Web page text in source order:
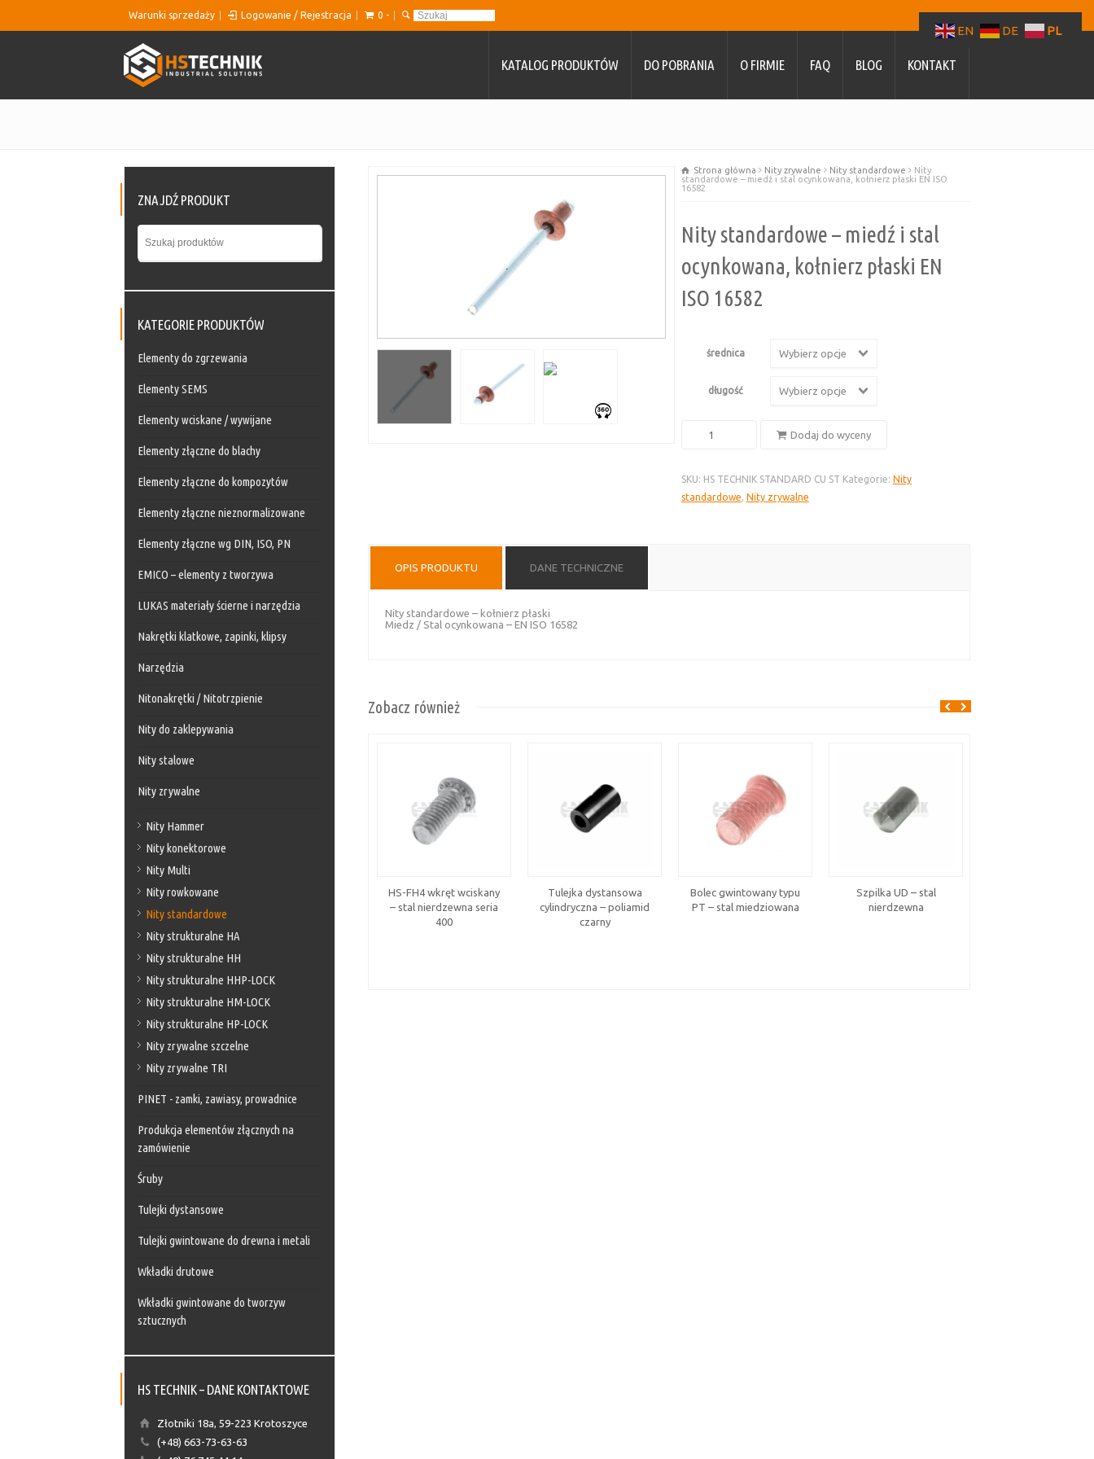
Warunki sprzedaży Logowanie / Rejestracja 0 -
KATALOG PRODUKTÓW DO POBRANIA O FIRMIE FAQ BLOG KONTAKT
Strona główna Nity zrywalne Nity standardowe
Nity
standardowe – miedź i stal ocynkowana, kołnierz płaski EN ISO
16582
Nity standardowe – miedź i stal
ocynkowana, kołnierz płaski EN
ISO 16582
średnica Wybierz opcje
długość Wybierz opcje
–
miedź
Dodaj do wyceny
SKU: HS TECHNIK STANDARD CU ST Kategorie: Nity
standardowe, Nity zrywalne
OPIS PRODUKTU DANE TECHNICZNE
Nity standardowe – kołnierz płaski
Miedz / Stal ocynkowana – EN ISO 16582
Zobacz również
HS-FH4 wkręt wciskany
– stal nierdzewna seria
400
Tulejka dystansowa
cylindryczna – poliamid
czarny
Bolec gwintowany typu
PT – stal miedziowana
Szpilka UD – stal
nierdzewna
ZNAJDŹ PRODUKT
KATEGORIE PRODUKTÓW
Elementy do zgrzewania
Elementy SEMS
Elementy wciskane / wywijane
Elementy złączne do blachy
Elementy złączne do kompozytów
Elementy złączne nieznormalizowane
Elementy złączne wg DIN, ISO, PN
EMICO – elementy z tworzywa
LUKAS materiały ścierne i narzędzia
Nakrętki klatkowe, zapinki, klipsy
Narzędzia
Nitonakrętki / Nitotrzpienie
Nity do zaklepywania
Nity stalowe
Nity zrywalne
Nity Hammer
Nity konektorowe
Nity Multi
Nity rowkowane
Nity standardowe
Nity strukturalne HA
Nity strukturalne HH
Nity strukturalne HHP-LOCK
Nity strukturalne HM-LOCK
Nity strukturalne HP-LOCK
Nity zrywalne szczelne
Nity zrywalne TRI
PINET - zamki, zawiasy, prowadnice
Produkcja elementów złącznych na
zamówienie
Śruby
Tulejki dystansowe
Tulejki gwintowane do drewna i metali
Wkładki drutowe
Wkładki gwintowane do tworzyw
sztucznych
HS TECHNIK – DANE KONTAKTOWE
Złotniki 18a, 59-223 Krotoszyce
(+48) 663-73-63-63
EN DE PL